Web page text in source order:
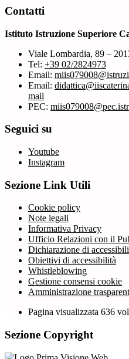
Contatti
Istituto Istruzione Superiore
Viale Lombardia, 89 –
Tel: +39 02/2824973
Email:
Email:
mail
PEC:
Seguici su
Youtube
Instagram
Sezione Link Utili
Cookie policy
Note legali
Informativa Privacy
Ufficio Relazioni con il
Dichiarazione di
Obiettivi di accessibilità
Whistleblowing
Gestione consensi cookie
Amministrazione
Pagina visualizzata 636
Sezione Copyright